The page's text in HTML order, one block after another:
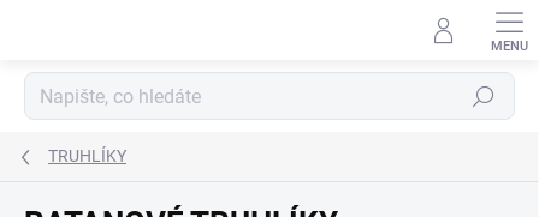
Hledat
TRUHLÍKY